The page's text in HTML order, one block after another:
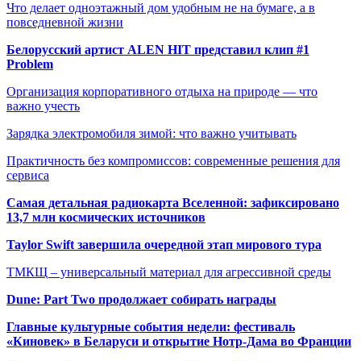
Что делает одноэтажный дом удобным не на бумаге, а в
повседневной жизни
Белорусский артист ALEN HIT представил клип #1
Problem
Организация корпоративного отдыха на природе — что
важно учесть
Зарядка электромобиля зимой: что важно учитывать
Практичность без компромиссов: современные решения для
сервиса
Самая детальная радиокарта Вселенной: зафиксировано
13,7 млн космических источников
Taylor Swift завершила очередной этап мирового тура
ТМКЩ – универсальный материал для агрессивной среды
Dune: Part Two продолжает собирать награды
Главные культурные события недели: фестиваль
«Киновек» в Беларуси и открытие Нотр-Дама во Франции